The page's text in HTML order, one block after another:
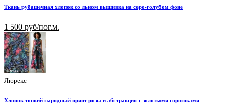
Ткань рубашечная хлопок со льном вышивка на серо-голубом фоне
1 500 руб/пог.м.
Люрекс
Хлопок тонкий нарядный принт розы и абстракция с золотыми горошками